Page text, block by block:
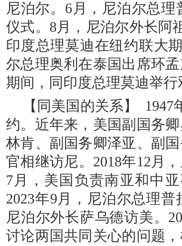
尼泊尔。6月，尼泊尔总
仪式。8月，尼泊尔外长阿
印度总理莫迪在纽约联大
尔总理奥利在泰国出席环
期间，同印度总理莫迪举行
【同美国的关系】
约。近年来，美国副国务
林肯、副国务卿泽亚、副
官相继访尼。2018年12月
7月，美国负责南亚和中
2023年9月，尼泊尔总理
尼泊尔外长萨乌德访美。
讨论两国共同关心的问题